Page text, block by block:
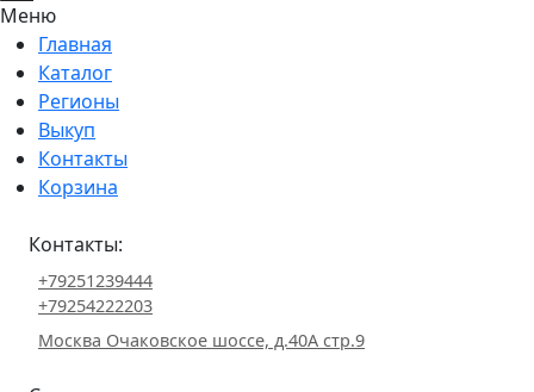
Меню
Главная
Каталог
Регионы
Выкуп
Контакты
Корзина
Контакты:
+79251239444
+79254222203
Москва Очаковское шоссе, д.40А стр.9